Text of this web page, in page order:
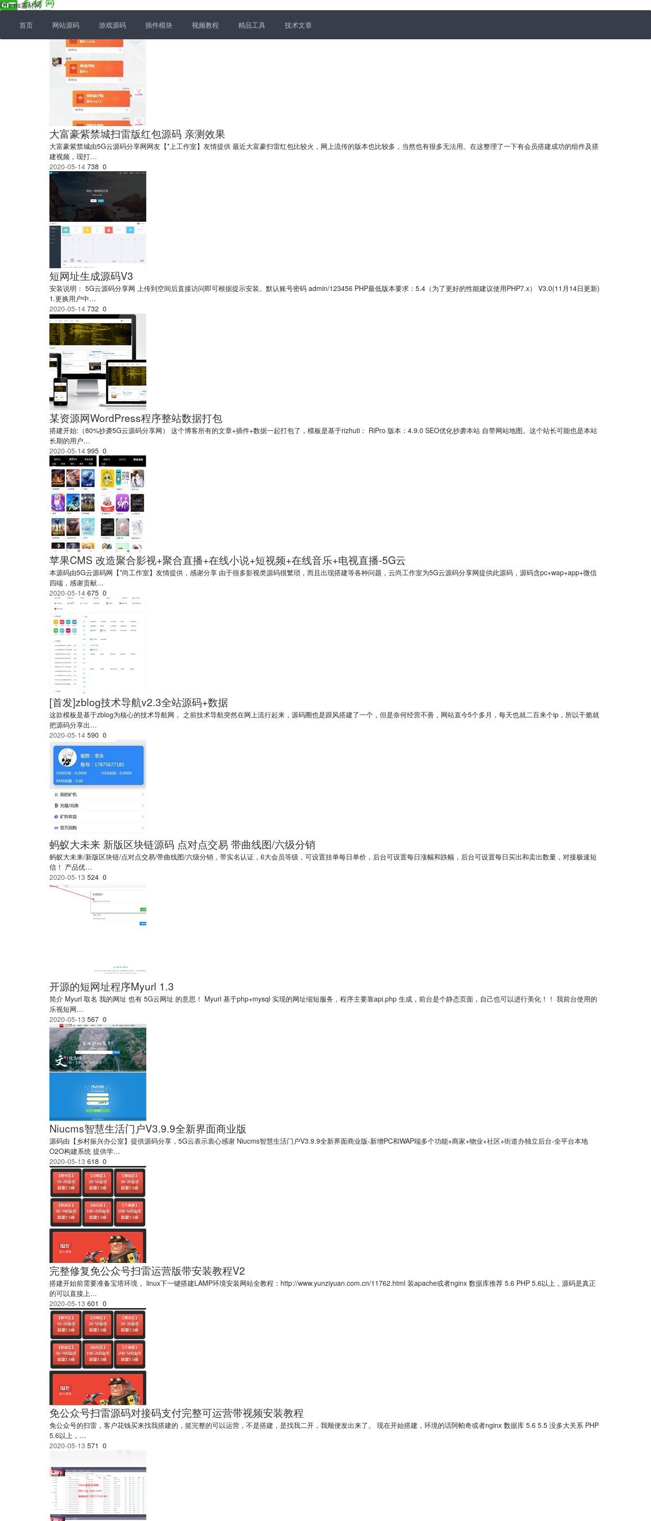
DTcms素材网
首页 网站源码 游戏源码 插件模块 视频教程 精品工具 技术文章
大富豪紫禁城扫雷版红包源码 亲测效果
大富豪紫禁城由5G云源码分享网网友【*上工作室】友情提供 最近大富豪扫雷红包比较火，网上流传的版本也比较多，当然也有很多无法用。在这整理了一下有会员搭建成功的组件及搭
建视频，现打…
2020-05-14 738 0
短网址生成源码V3
安装说明： 5G云源码分享网 上传到空间后直接访问即可根据提示安装。默认账号密码 admin/123456 PHP最低版本要求：5.4（为了更好的性能建议使用PHP7.x） V3.0(11月14日更新)
1.更换用户中…
2020-05-14 732 0
某资源网WordPress程序整站数据打包
搭建开始:（80%抄袭5G云源码分享网） 这个博客所有的文章+插件+数据一起打包了，模板是基于rizhuti： RiPro 版本：4.9.0 SEO优化抄袭本站 自带网站地图。这个站长可能也是本站
长期的用户…
2020-05-14 995 0
苹果CMS 改造聚合影视+聚合直播+在线小说+短视频+在线音乐+电视直播-5G云
本源码由5G云源码网【*尚工作室】友情提供，感谢分享 由于很多影视类源码很繁琐，而且出现搭建等各种问题，云尚工作室为5G云源码分享网提供此源码，源码含pc+wap+app+微信
四端，感谢贡献…
2020-05-14 675 0
[首发]zblog技术导航v2.3全站源码+数据
这款模板是基于zblog为核心的技术导航网， 之前技术导航突然在网上流行起来，源码圈也是跟风搭建了一个，但是奈何经营不善，网站直今5个多月，每天也就二百来个ip，所以干脆就
把源码分享出…
2020-05-14 590 0
蚂蚁大未来 新版区块链源码 点对点交易 带曲线图/六级分销
蚂蚁大未来/新版区块链/点对点交易/带曲线图/六级分销，带实名认证，6大会员等级，可设置挂单每日单价，后台可设置每日涨幅和跌幅，后台可设置每日买出和卖出数量，对接极速短
信！ 产品优…
2020-05-13 524 0
开源的短网址程序Myurl 1.3
简介 Myurl 取名 我的网址 也有 5G云网址 的意思！ Myurl 基于php+mysql 实现的网址缩短服务，程序主要靠api.php 生成，前台是个静态页面，自己也可以进行美化！！ 我前台使用的
乐视短网…
2020-05-13 567 0
Niucms智慧生活门户V3.9.9全新界面商业版
源码由【乡村振兴办公室】提供源码分享，5G云表示衷心感谢 Niucms智慧生活门户V3.9.9全新界面商业版-新增PC和WAP端多个功能+商家+物业+社区+街道办独立后台-全平台本地
O2O构建系统 提供学…
2020-05-13 618 0
完整修复免公众号扫雷运营版带安装教程V2
搭建开始前需要准备宝塔环境， linux下一键搭建LAMP环境安装网站全教程：http://www.yunziyuan.com.cn/11762.html 装apache或者nginx 数据库推荐 5.6 PHP 5.6以上，源码是真正
的可以直接上…
2020-05-13 601 0
免公众号扫雷源码对接码支付完整可运营带视频安装教程
免公众号的扫雷，客户花钱买来找我搭建的，挺完整的可以运营，不是搭建，是找我二开，我顺便发出来了。 现在开始搭建，环境的话阿帕奇或者nginx 数据库 5.6 5.5 没多大关系 PHP
5.6以上，…
2020-05-13 571 0